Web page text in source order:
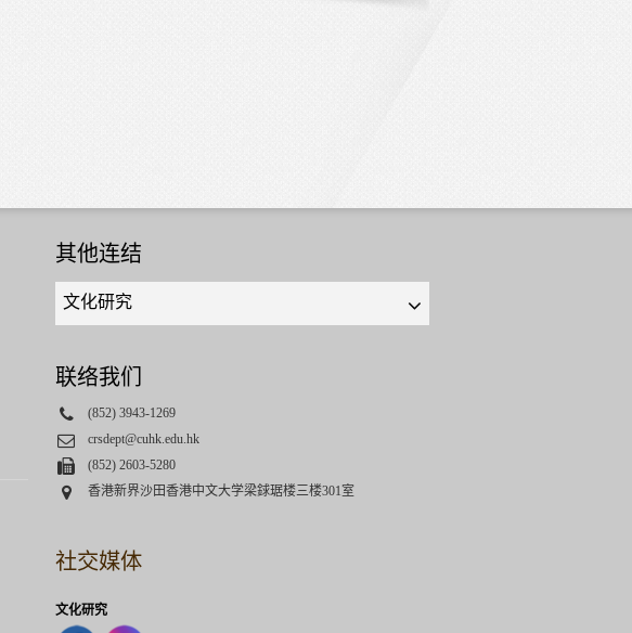
其他连结
Quick
links
select
文化研究
联络我们
Phone
(852) 3943-1269
Email
crsdept@cuhk.edu.hk
Fax(852) 2603-5280
Address
香港新界沙田香港中文大学梁銶琚楼三楼301室
社交媒体
文化研究